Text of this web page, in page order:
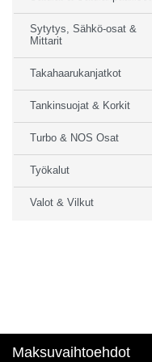
Sytytys, Sähkö-osat &
Mittarit
Takahaarukanjatkot
Tankinsuojat & Korkit
Turbo & NOS Osat
Työkalut
Valot & Vilkut
Maksuvaihtoehdot